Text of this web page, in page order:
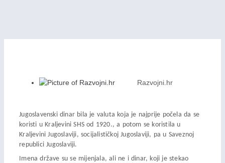
Razvojni.hr
Jugoslavenski dinar bila je valuta koja je najprije počela da se
koristi u Kraljevini SHS od 1920., a potom se koristila u
Kraljevini Jugoslaviji, socijalističkoj Jugoslaviji, pa u Saveznoj
republici Jugoslaviji.
Imena države su se mijenjala, ali ne i dinar, koji je stekao